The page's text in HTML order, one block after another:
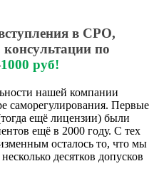
в СРО,
по
1000 руб!
нашей компании
саморегулирования. Первые
ещё лицензии) были
ещё в 2000 году. С тех
осталось то, что мы
десятков допусков